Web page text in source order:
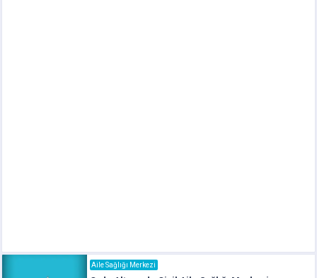
Aile Sağlığı Merkezi